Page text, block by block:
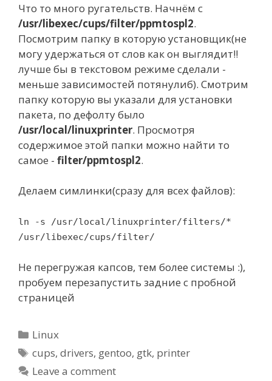
Что то много ругательств. Начнём с
/usr/libexec/cups/filter/ppmtospl2.
Посмотрим папку в которую установщик(не
могу удержаться от слов как он выглядит!!
лучше бы в текстовом режиме сделали -
меньше зависимостей потянулиб). Смотрим
папку которую вы указали для установки
пакета, по дефолту было
/usr/local/linuxprinter. Просмотря
содержимое этой папки можно найти то
самое - filter/ppmtospl2.
Делаем симлинки(сразу для всех файлов):
ln -s /usr/local/linuxprinter/filters/*
/usr/libexec/cups/filter/
Не перегружая капсов, тем более системы :),
пробуем перезапустить задние с пробной
страницей
Categories
Linux
Tags
cups,drivers, gentoo, gtk, printer
Leave a comment